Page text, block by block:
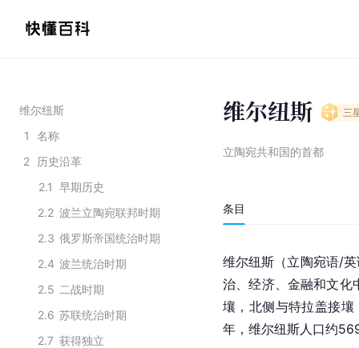
维尔纽斯
1
名称
2
历史沿革
2.1 早期历史
2.2 波兰立陶宛联邦时期
2.3 俄罗斯帝国统治时期
2.4 波兰统治时期
2.5 二战时期
2.6 苏联统治时期
2.7 获得独立
维尔纽斯 三
立陶宛共和国的首都
条目
维尔纽斯（立陶宛语/
治、经济、金融和文化
壤，北侧与特拉盖接
年，维尔纽斯人口约